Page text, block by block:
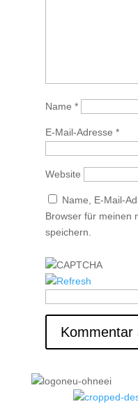
Name *
E-Mail-Adresse *
Website
Name, E-Mail-
Browser für meinen
speichern.